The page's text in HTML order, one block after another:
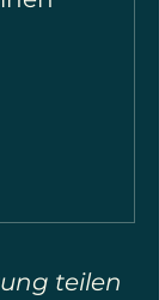
teilen